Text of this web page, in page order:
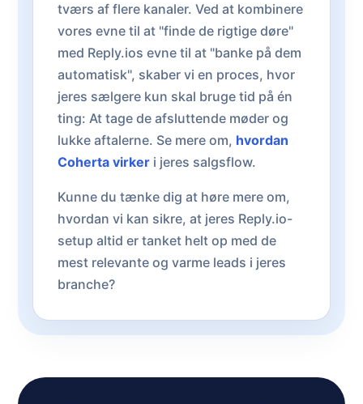
tværs af flere kanaler. Ved at kombinere
vores evne til at "finde de rigtige døre"
med Reply.ios evne til at "banke på dem
automatisk", skaber vi en proces, hvor
jeres sælgere kun skal bruge tid på én
ting: At tage de afsluttende møder og
lukke aftalerne. Se mere om, hvordan
Coherta virker i jeres salgsflow.
Kunne du tænke dig at høre mere om,
hvordan vi kan sikre, at jeres Reply.io-
setup altid er tanket helt op med de
mest relevante og varme leads i jeres
branche?